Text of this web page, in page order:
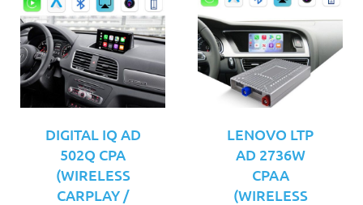
DIGITAL IQ AD
502Q CPA
(WIRELESS
CARPLAY /
LENOVO LTP
AD 2736W
CPAA
(WIRELESS